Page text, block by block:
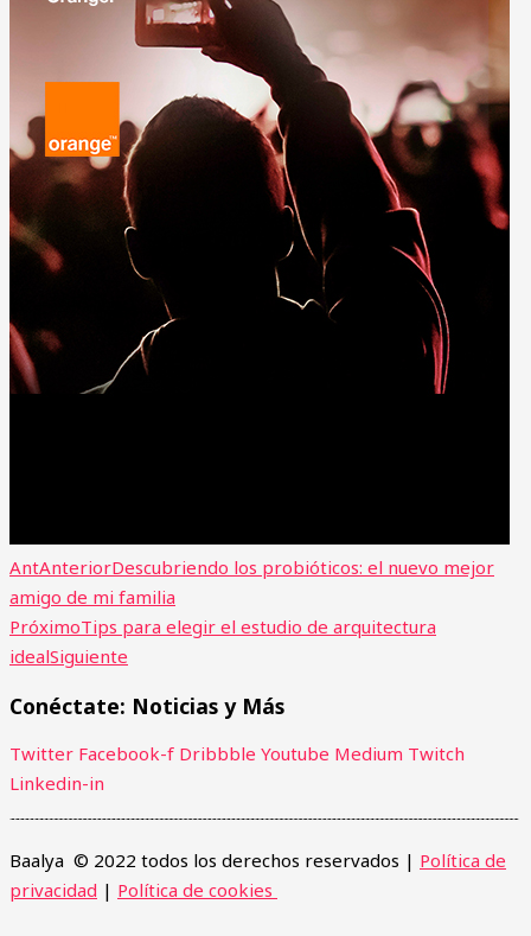
AntAnteriorDescubriendo los probióticos: el nuevo mejor
amigo de mi familia
PróximoTips para elegir el estudio de arquitectura
idealSiguiente
Conéctate: Noticias y Más
Twitter Facebook-f Dribbble Youtube Medium Twitch
Linkedin-in
Baalya © 2022 todos los derechos reservados | Política de
privacidad | Política de cookies